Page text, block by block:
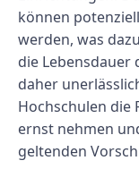
können
werden, was
die Lebensdauer
daher
Hochschulen die
ernst nehmen
geltenden